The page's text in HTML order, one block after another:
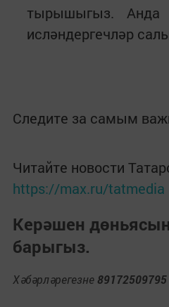
тырышыгыз.
исләндергечләр
Следите за самым
Читайте новости
https://max.ru/tatmedia
Керәшен
барыгыз.
Хәбәрләрегезне 89172509795